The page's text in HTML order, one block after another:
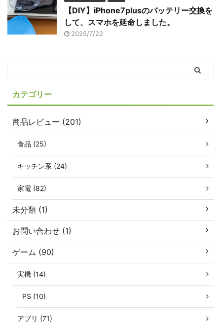
【DIY】iPhone7plusのバッテリー交換を
して、スマホを延命しました。
2025/7/22
カテゴリー
商品レビュー (201)
食品 (25)
キッチン系 (24)
家電 (82)
未分類 (1)
お問い合わせ (1)
ゲーム (90)
実機 (14)
PS (10)
アプリ (71)